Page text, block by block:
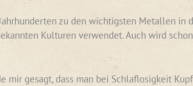
zu den wichtigsten Metallen in
Kulturen verwendet. Auch wird
mir gesagt, dass man bei Schlaflosigkeit